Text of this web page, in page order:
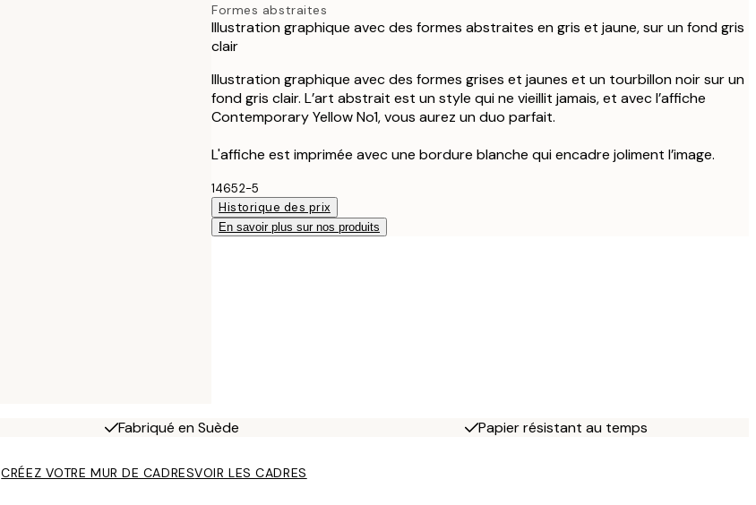
Formes abstraites
Illustration graphique avec des formes abstraites en gris et jaune, sur un fond gris
clair
Illustration graphique avec des formes grises et jaunes et un tourbillon noir sur un
fond gris clair. L’art abstrait est un style qui ne vieillit jamais, et avec l’affiche
Contemporary Yellow No1, vous aurez un duo parfait.
L'affiche est imprimée avec une bordure blanche qui encadre joliment l’image.
14652-5
Historique des prix
En savoir plus sur nos produits
Fabriqué en Suède Papier résistant au temps
CRÉEZ VOTRE MUR DE CADRESVOIR LES CADRES